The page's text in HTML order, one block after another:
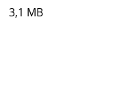
3,1 MB